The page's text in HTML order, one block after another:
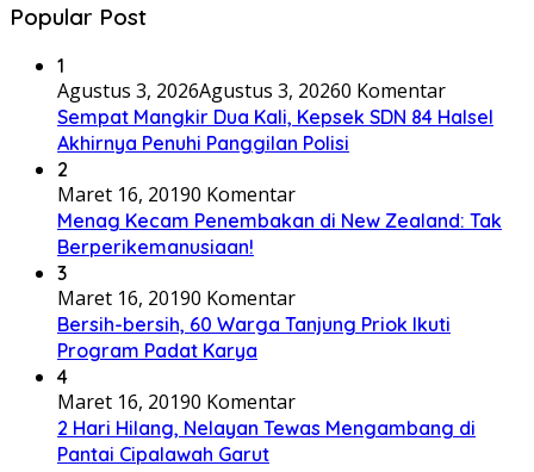
Popular Post
1
Agustus 3, 2026Agustus 3, 20260 Komentar
Sempat Mangkir Dua Kali, Kepsek SDN 84 Halsel
Akhirnya Penuhi Panggilan Polisi
2
Maret 16, 20190 Komentar
Menag Kecam Penembakan di New Zealand: Tak
Berperikemanusiaan!
3
Maret 16, 20190 Komentar
Bersih-bersih, 60 Warga Tanjung Priok Ikuti
Program Padat Karya
4
Maret 16, 20190 Komentar
2 Hari Hilang, Nelayan Tewas Mengambang di
Pantai Cipalawah Garut